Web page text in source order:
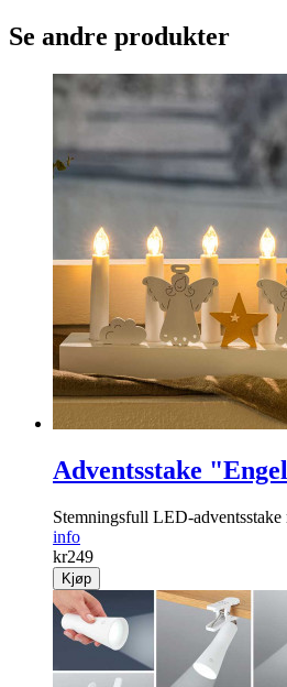
Se andre produkter
Adventsstake
Stemningsfull LED-adventsstake
info
kr249
Kjøp